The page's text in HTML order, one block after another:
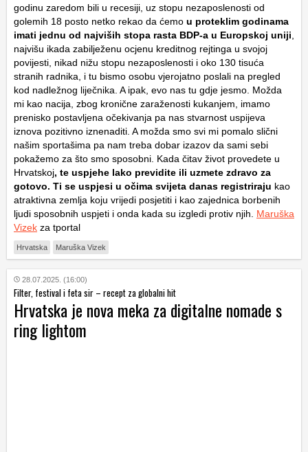
godinu zaredom bili u recesiji, uz stopu nezaposlenosti od
golemih 18 posto netko rekao da ćemo u proteklim godinama
imati jednu od najviših stopa rasta BDP-a u Europskoj uniji
najvišu ikada zabilježenu ocjenu kreditnog rejtinga u svojoj
povijesti, nikad nižu stopu nezaposlenosti i oko 130 tisuća
stranih radnika, i tu bismo osobu vjerojatno poslali na pregled
kod nadležnog liječnika. A ipak, evo nas tu gdje jesmo. Možda
mi kao nacija, zbog kronične zaraženosti kukanjem, imamo
prenisko postavljena očekivanja pa nas stvarnost uspijeva
iznova pozitivno iznenaditi. A možda smo svi mi pomalo slični
našim sportašima pa nam treba dobar izazov da sami sebi
pokažemo za što smo sposobni. Kada čitav život provedete u
Hrvatskoj, te uspjehe lako previdite ili uzmete zdravo za
gotovo. Ti se uspjesi u očima svijeta danas registriraju kao
atraktivna zemlja koju vrijedi posjetiti i kao zajednica borbenih
ljudi sposobnih uspjeti i onda kada su izgledi protiv njih. Maruška
Vizek za tportal
Hrvatska Maruška Vizek
28.07.2025. (16:00)
Filter, festival i feta sir – recept za globalni hit
Hrvatska je nova meka za digitalne nomade s
ring lightom